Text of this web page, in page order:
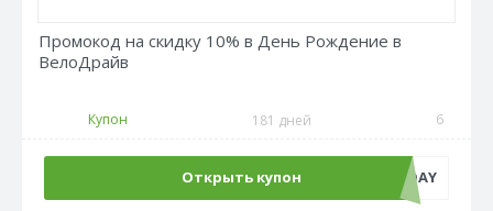
Промокод на скидку 10% в День Рождение в
ВелоДрайв
Купон 181 дней 6
Открыть купон BIRTHDAY